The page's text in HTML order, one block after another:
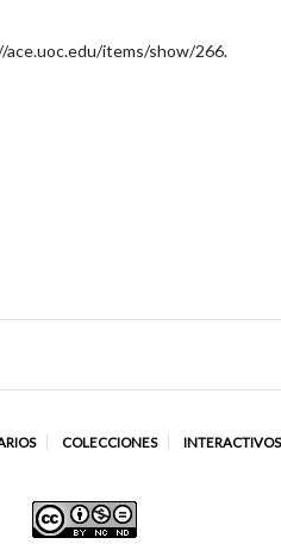
items/show/266.
COLECCIONES INTERACTIVOS